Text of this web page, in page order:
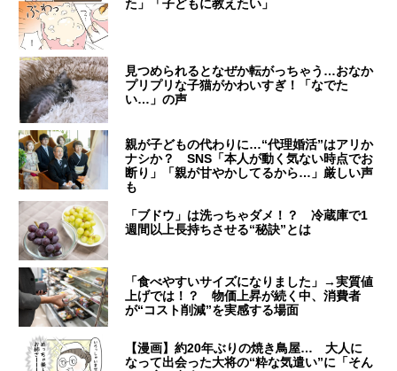
た」「子どもに教えたい」
見つめられるとなぜか転がっちゃう…おなか
プリプリな子猫がかわいすぎ！「なでた
い…」の声
親が子どもの代わりに…“代理婚活”はアリか
ナシか？ SNS「本人が動く気ない時点でお
断り」「親が甘やかしてるから…」厳しい声
も
「ブドウ」は洗っちゃダメ！？ 冷蔵庫で1
週間以上長持ちさせる“秘訣”とは
「食べやすいサイズになりました」→実質値
上げでは！？ 物価上昇が続く中、消費者
が“コスト削減”を実感する場面
【漫画】約20年ぶりの焼き鳥屋… 大人に
なって出会った大将の“粋な気遣い”に「そん